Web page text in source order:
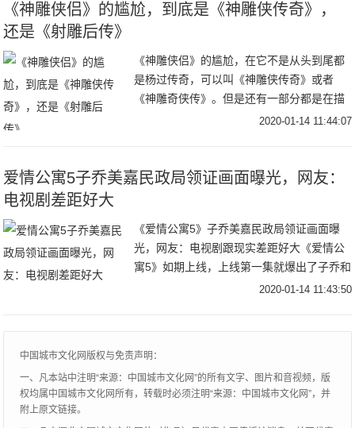
《神雕侠侣》的尴尬，到底是《神雕侠传奇》，
还是《射雕后传》
《神雕侠侣》的尴尬，在它不是从头到尾都
是杨过传奇，可以叫《神雕侠传奇》或者
《神雕奇侠传》。但是还有一部分都是在描
绘郭靖的，或者说讲述郭靖黄蓉中年的人生
2020-01-14 11:44:07
爱情公寓5子乔美嘉民政局领证画面曝光，网友：
电视剧差距好大
《爱情公寓5》子乔美嘉民政局领证画面曝
光，网友：电视剧跟现实差距好大《爱情公
寓5》如期上线，上线第一集就爆出了子乔和
美嘉领证的画面，而胡一菲和曾小贤早已经
2020-01-14 11:43:50
中国城市文化网版权与免责声明：
一、凡本站中注明“来源：中国城市文化网”的所有文字、图片和音视频，版
权均属中国城市文化网所有，转载时必须注明“来源：中国城市文化网”，并
附上原文链接。